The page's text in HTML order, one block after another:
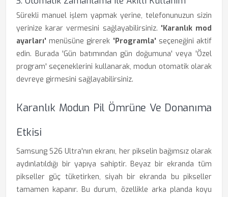
Sürekli manuel işlem yapmak yerine, telefonunuzun sizin
yerinize karar vermesini sağlayabilirsiniz. 'Karanlık mod
ayarları' menüsüne girerek 'Programla' seçeneğini aktif
edin. Burada 'Gün batımından gün doğumuna' veya 'Özel
program' seçeneklerini kullanarak, modun otomatik olarak
devreye girmesini sağlayabilirsiniz.
Karanlık Modun Pil Ömrüne Ve Donanıma
Etkisi
Samsung S26 Ultra'nın ekranı, her pikselin bağımsız olarak
aydınlatıldığı bir yapıya sahiptir. Beyaz bir ekranda tüm
pikseller güç tüketirken, siyah bir ekranda bu pikseller
tamamen kapanır. Bu durum, özellikle arka planda koyu